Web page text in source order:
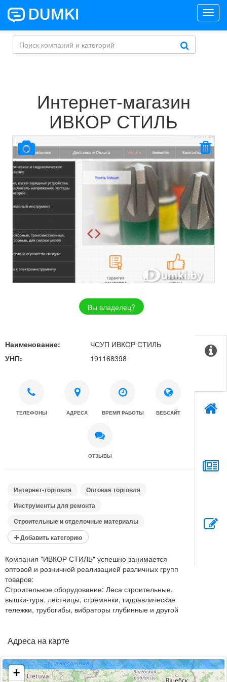
Интернет-магазин
ИВКОР СТИЛЬ
Вы владелец?
Наименование:
ЧСУП ИВКОР СТИЛЬ
УНП:
191168398
ТЕЛЕФОНЫ АДРЕСА ВРЕМЯ РАБОТЫ ВЕБСАЙТ
ОТЗЫВЫ
Интернет-торговля
Оптовая торговля
Инструменты для ремонта
Строительные и отделочные материалы
Добавить категорию
Компания "ИВКОР СТИЛЬ" успешно занимается
оптовой и розничной реализацией различных групп
товаров:
Строительное оборудование: Леса строительные,
вышки-тура, лестницы, стремянки, гидравлические
тележки, трубогибы, вибраторы глубинные и другой
Строительные материалы: Кровля и комплектующие к
окна, чердачные лестницы, оргстекло и поликарбонат.
Адреса на карте
+